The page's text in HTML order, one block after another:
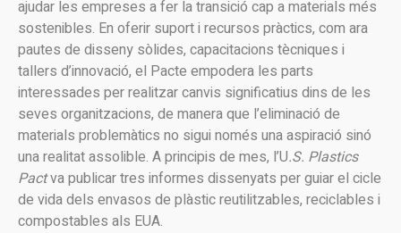
ajudar les empreses a fer la transició cap a materials més
sostenibles. En oferir suport i recursos pràctics, com ara
pautes de disseny sòlides, capacitacions tècniques i
tallers d’innovació, el Pacte empodera les parts
interessades per realitzar canvis significatius dins de les
seves organitzacions, de manera que l’eliminació de
materials problemàtics no sigui només una aspiració sinó
una realitat assolible. A principis de mes, l’U.S. Plastics
Pactva publicar tres informes dissenyats per guiar el cicle
de vida dels envasos de plàstic reutilitzables, reciclables i
compostables als EUA.